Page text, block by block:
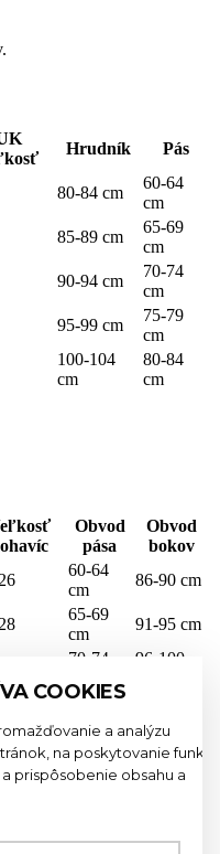
Hrudník Pás
80-84 cm
60-64
cm
85-89 cm
65-69
cm
90-94 cm
70-74
cm
95-99 cm
75-79
cm
100-104
cm
80-84
cm
Obvod
pása
Obvod
bokov
60-64
cm
86-90 cm
65-69
cm
91-95 cm
70-74
96-100
75-79
cm
80-84
cm
106-110
COOKIES
a analýzu
na poskytovanie funkcií
prispôsobenie obsahu a